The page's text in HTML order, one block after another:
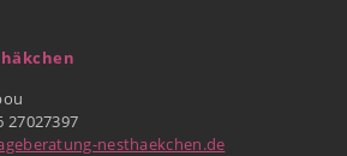
27027397
nesthaekchen.de